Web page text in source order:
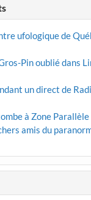
ufologique de
Pin oublié dans
un direct de
à Zone Parallèle
amis du